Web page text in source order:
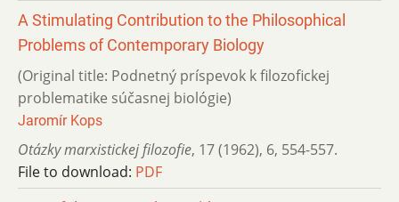
A Stimulating Contribution to the Philosophical
Problems of Contemporary Biology
(Original title: Podnetný príspevok k filozofickej
problematike súčasnej biológie)
Jaromír Kops
Otázky marxistickej filozofie, 17 (1962), 6, 554-557.
File to download: PDF